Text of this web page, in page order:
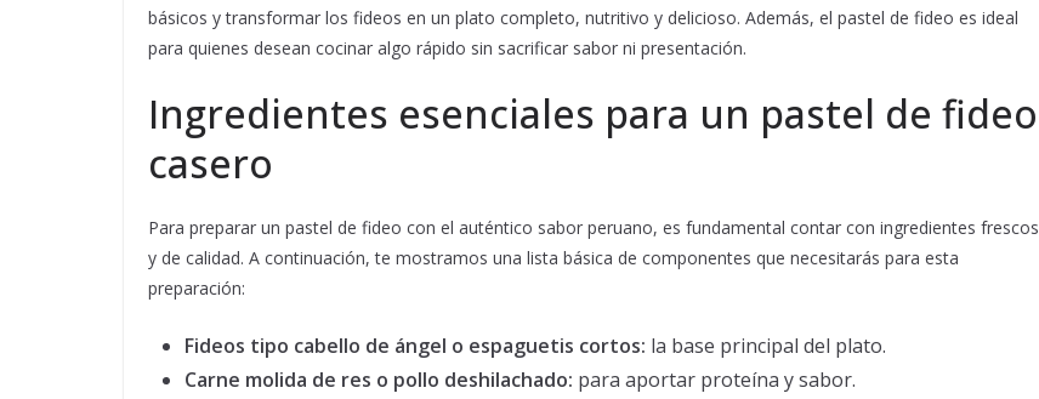
básicos y transformar los fideos en un plato completo, nutritivo y delicioso. Además, el pastel de fideo es ideal
para quienes desean cocinar algo rápido sin sacrificar sabor ni presentación.
Ingredientes esenciales para un pastel de fideo
casero
Para preparar un pastel de fideo con el auténtico sabor peruano, es fundamental contar con ingredientes frescos
y de calidad. A continuación, te mostramos una lista básica de componentes que necesitarás para esta
preparación:
Fideos tipo cabello de ángel o espaguetis cortos: la base principal del plato.
Carne molida de res o pollo deshilachado: para aportar proteína y sabor.